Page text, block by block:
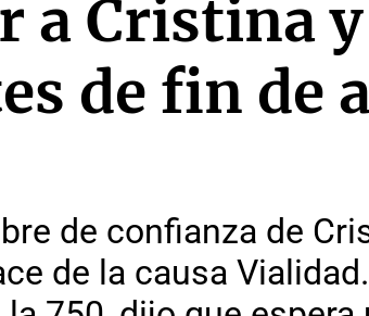
a Cristina
de fin de
de confianza de
de la causa